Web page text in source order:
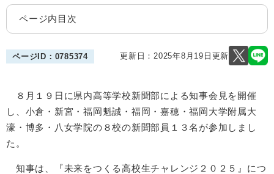
ページ内目次
ページID：0785374 更新日：2025年8月19日更新
８月１９日に県内高等学校新聞部による知事会見を開催
し、小倉・新宮・福岡魁誠・福岡・嘉穂・福岡大学附属大
濠・博多・八女学院の８校の新聞部員１３名が参加しまし
た。
知事は、『未来をつくる高校生チャレンジ２０２５』につ